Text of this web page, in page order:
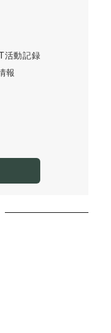
活動記録
報